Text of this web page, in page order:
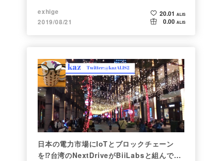
exhige
2019/08/21
20.01 ALIS
0.00 ALIS
日本の電力市場にIoTとブロックチェーン
を⁉︎台湾のNextDriveがBiiLabsと組んで新